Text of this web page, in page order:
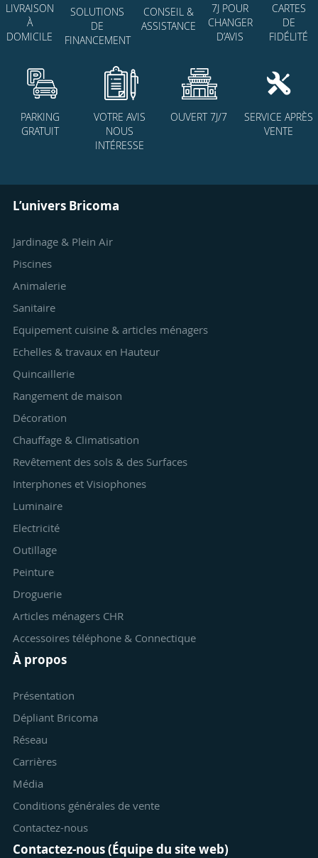
LIVRAISON
À
DOMICILE
SOLUTIONS
DE
FINANCEMENT
CONSEIL &
ASSISTANCE
7J POUR
CHANGER
D’AVIS
CARTES
DE
FIDÉLITÉ
PARKING
GRATUIT
VOTRE AVIS
NOUS
INTÉRESSE
OUVERT 7J/7
SERVICE APRÈS
VENTE
L’univers Bricoma
Jardinage & Plein Air
Piscines
Animalerie
Sanitaire
Equipement cuisine & articles ménagers
Echelles & travaux en Hauteur
Quincaillerie
Rangement de maison
Décoration
Chauffage & Climatisation
Revêtement des sols & des Surfaces
Interphones et Visiophones
Luminaire
Electricité
Outillage
Peinture
Droguerie
Articles ménagers CHR
Accessoires téléphone & Connectique
À propos
Présentation
Dépliant Bricoma
Réseau
Carrières
Média
Conditions générales de vente
Contactez-nous
Contactez-nous (Équipe du site web)